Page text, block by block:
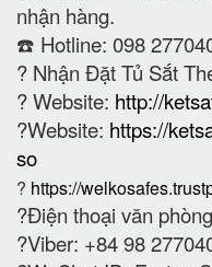
nhận hàng.
☎️ Hotline: 098
? Nhận Đặt Tủ Sắt
? Website: http://
?Website: https://
so
? https://
?Điện thoại văn
?Viber: +84 98